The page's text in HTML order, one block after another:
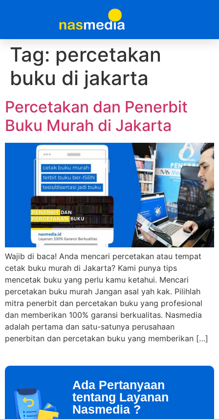
Tag: percetakan
buku di jakarta
Percetakan dan Penerbit
Buku Murah di Jakarta
Wajib di baca! Anda mencari percetakan atau tempat
cetak buku murah di Jakarta? Kami punya tips
mencetak buku yang perlu kamu ketahui. Mencari
percetakan buku murah Jangan asal yah kak. Pilihlah
mitra penerbit dan percetakan buku yang profesional
dan memberikan 100% garansi berkualitas. Nasmedia
adalah pertama dan satu-satunya perusahaan
penerbitan dan percetakan buku yang memberikan […]
Ada Pertanyaan
tentang Layanan
Nasmedia ?